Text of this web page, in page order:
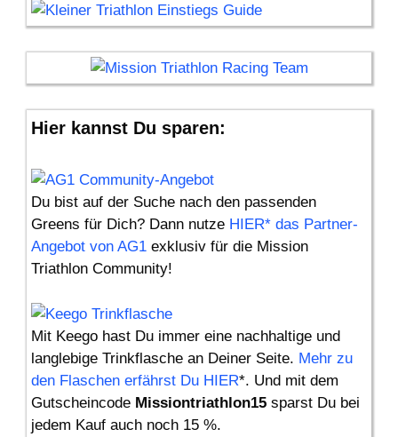
Hier kannst Du sparen:
Du bist auf der Suche nach den passenden
Greens für Dich? Dann nutze HIER* das Partner-
Angebot von AG1 exklusiv für die Mission
Triathlon Community!
Mit Keego hast Du immer eine nachhaltige und
langlebige Trinkflasche an Deiner Seite. Mehr zu
den Flaschen erfährst Du HIER*. Und mit dem
Gutscheincode Missiontriathlon15 sparst Du bei
jedem Kauf auch noch 15 %.